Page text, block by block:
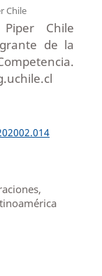
Chile
Chile
de la